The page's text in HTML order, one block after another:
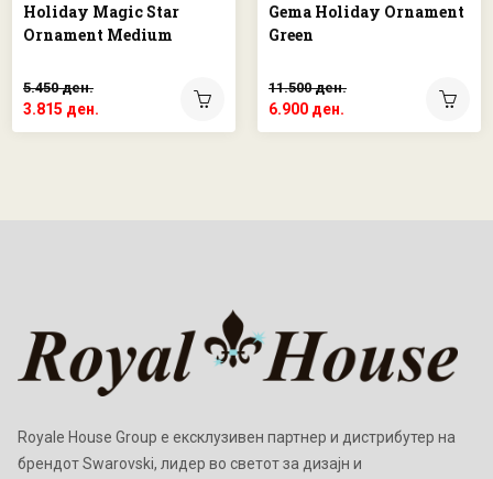
Holiday Magic Star
Ornament Medium
5.450 ден.
3.815 ден.
Gema Holiday Ornament
Green
11.500 ден.
6.900 ден.
Royale House Group е ексклузивен партнер и дистрибутер на
брендот Swarovski, лидер во светот за дизајн и